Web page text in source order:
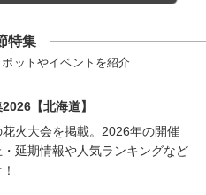
特集
ットやイベントを紹介
【北海道】
火大会を掲載。2026年の開催
・延期情報や人気ランキングなど